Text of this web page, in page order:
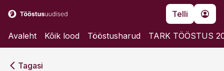
Telli
Avaleht Kõik lood Tööstusharud TARK TÖÖSTUS
Tagasi